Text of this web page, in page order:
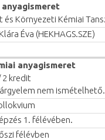
Környezeti Kémiai
Éva (HEKHAGS.SZE)
anyagismeret
2 kredit
nem ismételhető.
1. félévében.
félévben